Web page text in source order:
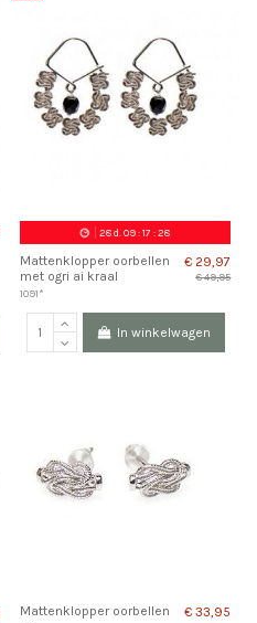
28d. 09:17 :28
Mattenklopper oorbellen
met ogri ai kraal
1091*
€ 29,97
€ 49,95
In winkelwagen
Mattenklopper oorbellen € 33,95